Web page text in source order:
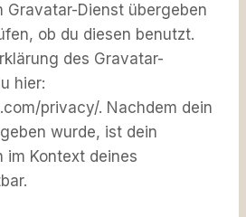
Gravatar-Dienst übergeben
ob du diesen benutzt.
des Gravatar-
hier:
privacy/. Nachdem dein
wurde, ist dein
im Kontext deines